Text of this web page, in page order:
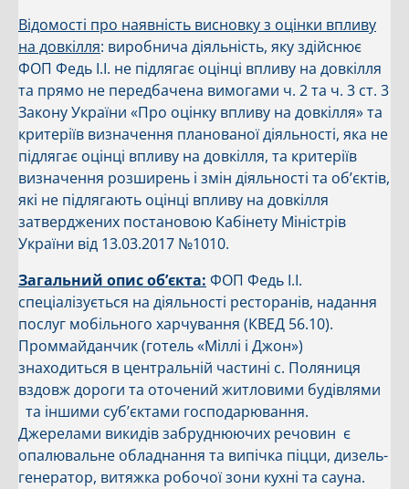
Відомості про наявність висновку з оцінки впливу
на довкілля: виробнича діяльність, яку здійснює
ФОП Федь І.І. не підлягає оцінці впливу на довкілля
та прямо не передбачена вимогами ч. 2 та ч. 3 ст. 3
Закону України «Про оцінку впливу на довкілля» та
критеріїв визначення планованої діяльності, яка не
підлягає оцінці впливу на довкілля, та критеріїв
визначення розширень і змін діяльності та об’єктів,
які не підлягають оцінці впливу на довкілля
затверджених постановою Кабінету Міністрів
України від 13.03.2017 №1010.
Загальний опис об’єкта: ФОП Федь І.І.
спеціалізується на діяльності ресторанів, надання
послуг мобільного харчування (КВЕД 56.10).
Проммайданчик (готель «Міллі і Джон»)
знаходиться в центральній частині с. Поляниця
вздовж дороги та оточений житловими будівлями
та іншими суб’єктами господарювання.
Джерелами викидів забруднюючих речовин є
опалювальне обладнання та випічка піцци, дизель-
генератор, витяжка робочої зони кухні та сауна.